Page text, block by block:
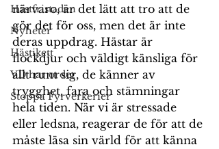
Hästfristaden
Nyheter
Hästikett
VD har ordet
Stoppa Fyrverkerier
närvaro, är det lätt att tro att de
gör det för oss, men det är inte
deras uppdrag. Hästar är
flockdjur och väldigt känsliga för
allt runt sig, de känner av
trygghet, fara och stämningar
hela tiden. När vi är stressade
eller ledsna, reagerar de för att de
måste läsa sin värld för att känna